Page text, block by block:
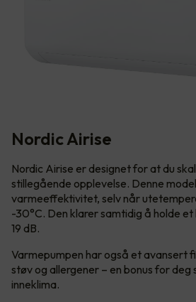
Nordic Airise
Nordic Airise er designet for at du
stillegående opplevelse. Denne
varmeeffektivitet, selv når
-30°C. Den klarer samtidig å holde
19 dB.
Varmepumpen har også et avansert
støv og allergener – en bonus for deg
inneklima.